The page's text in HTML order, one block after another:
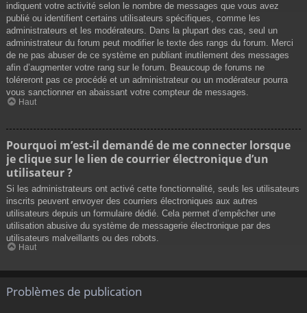
indiquent votre activité selon le nombre de messages que vous avez
publié ou identifient certains utilisateurs spécifiques, comme les
administrateurs et les modérateurs. Dans la plupart des cas, seul un
administrateur du forum peut modifier le texte des rangs du forum. Merci
de ne pas abuser de ce système en publiant inutilement des messages
afin d’augmenter votre rang sur le forum. Beaucoup de forums ne
toléreront pas ce procédé et un administrateur ou un modérateur pourra
vous sanctionner en abaissant votre compteur de messages.
Haut
Pourquoi m’est-il demandé de me connecter lorsque
je clique sur le lien de courrier électronique d’un
utilisateur ?
Si les administrateurs ont activé cette fonctionnalité, seuls les utilisateurs
inscrits peuvent envoyer des courriers électroniques aux autres
utilisateurs depuis un formulaire dédié. Cela permet d’empêcher une
utilisation abusive du système de messagerie électronique par des
utilisateurs malveillants ou des robots.
Haut
Problèmes de publication